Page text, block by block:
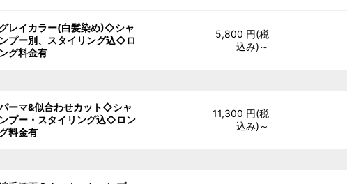
グレイカラー(白髪染め)◇シャ
ンプー別、スタイリング込◇ロ
ング料金有
5,800 円(税
込み)～
ーマ&似合わせカット◇シャ
ンプー・スタイリング込◇ロン
グ料金有
11,300 円(税
込み)～